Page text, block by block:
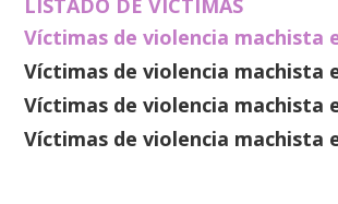
LISTADO DE VÍCTIMAS
Víctimas de violencia machista
Víctimas de violencia machista
Víctimas de violencia machista
Víctimas de violencia machista